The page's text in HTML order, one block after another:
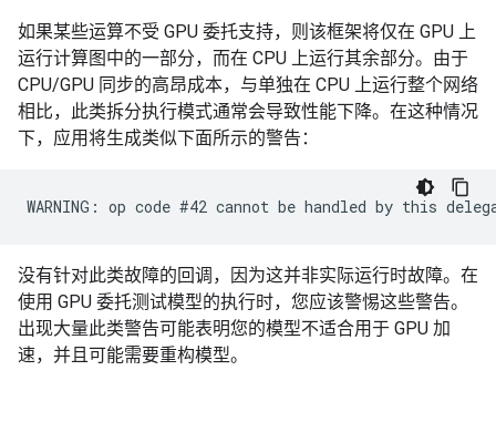
如果某些运算不受 GPU 委托支持，则该框架将仅在 GPU 上
运行计算图中的一部分，而在 CPU 上运行其余部分。由于
CPU/GPU 同步的高昂成本，与单独在 CPU 上运行整个网络
相比，此类拆分执行模式通常会导致性能下降。在这种情况
下，应用将生成类似下面所示的警告：
没有针对此类故障的回调，因为这并非实际运行时故障。在
使用 GPU 委托测试模型的执行时，您应该警惕这些警告。
出现大量此类警告可能表明您的模型不适合用于 GPU 加
速，并且可能需要重构模型。